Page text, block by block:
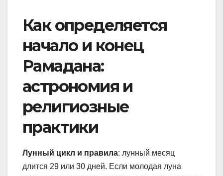
Как определяется
начало и конец
Рамадана:
астрономия и
религиозные
практики
Лунный цикл и правила: лунный месяц
длится 29 или 30 дней. Если молодая луна